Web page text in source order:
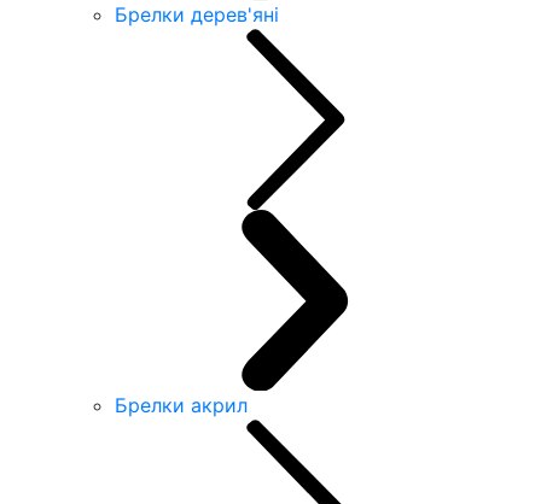
Брелки дерев'яні
Брелки акрил